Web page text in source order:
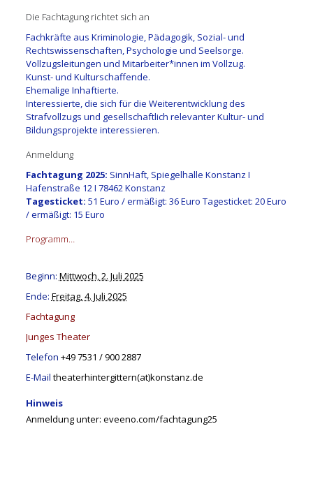
Die Fachtagung richtet sich an
Fachkräfte aus Kriminologie, Pädagogik, Sozial- und
Rechtswissenschaften, Psychologie und Seelsorge.
Vollzugsleitungen und Mitarbeiter*innen im Vollzug.
Kunst- und Kulturschaffende.
Ehemalige Inhaftierte.
Interessierte, die sich für die Weiterentwicklung des
Strafvollzugs und gesellschaftlich relevanter Kultur- und
Bildungsprojekte interessieren.
Anmeldung
Fachtagung 2025: SinnHaft, Spiegelhalle Konstanz I
Hafenstraße 12 I 78462 Konstanz
Tagesticket: 51 Euro / ermäßigt: 36 Euro Tagesticket: 20 Euro
/ ermäßigt: 15 Euro
Programm…
Beginn: Mittwoch, 2. Juli 2025
Ende: Freitag, 4. Juli 2025
Fachtagung
Junges Theater
Telefon +49 7531 / 900 2887
E-Mail theaterhintergittern(at)konstanz.de
Hinweis
Anmeldung unter: eveeno.com/fachtagung25